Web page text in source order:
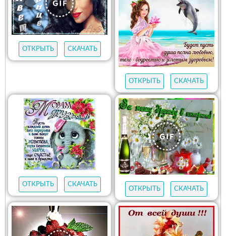
ОТКРЫТЬ СКАЧАТЬ
ОТКРЫТЬ СКАЧАТЬ
ОТКРЫТЬ СКАЧАТЬ
ОТКРЫТЬ СКАЧАТЬ